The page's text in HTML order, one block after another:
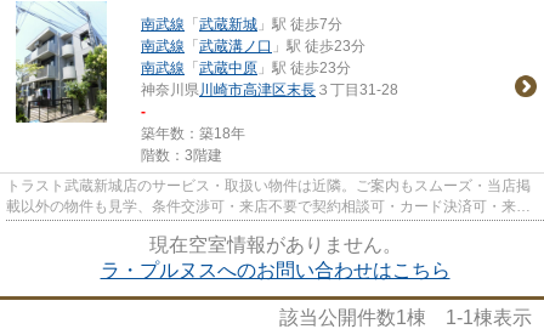
南武線 「武蔵新城 」駅 徒歩7分
南武線 「武蔵溝ノ口 」駅 徒歩23分
南武線 「武蔵中原 」駅 徒歩23分
神奈川県川崎市高津区末長 ３丁目31-28
-
築年数：築18年
階数：3階建
トラスト武蔵新城店のサービス・取扱い物件は近隣。ご案内もスムーズ・当店掲
載以外の物件も見学、条件交渉可・来店不要で契約相談可・カード決済可・来店
時無料駐車場有（要電話予約...
現在空室情報がありません。
ラ・プルヌスへのお問い合わせはこちら
該当公開件数1棟 1-1棟表示